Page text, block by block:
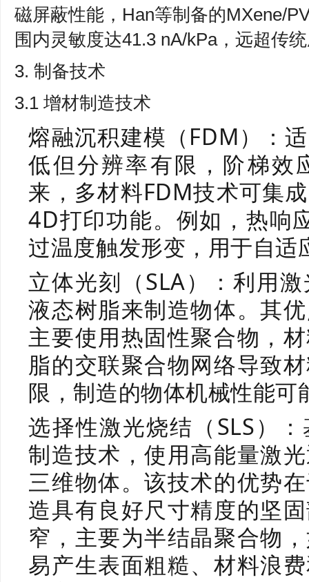
磁屏蔽性能，Han等制备的MXene/
围内灵敏度达41.3 nA/kPa，远超传
3. 制备技术
3.1 增材制造技术
熔融沉积建模（FDM）：
低但分辨率有限，阶梯效
来，多材料FDM技术可集
4D打印功能。例如，热响
过温度触发形变，用于自适
立体光刻（SLA）：利用
液态树脂来制造物体。其
主要使用热固性聚合物，
脂的交联聚合物网络导致
限，制造的物体机械性能可
选择性激光烧结（SLS）
制造技术，使用高能量激
三维物体。该技术的优势
造具有良好尺寸精度的坚
窄，主要为半结晶聚合物
易产生表面粗糙、材料浪